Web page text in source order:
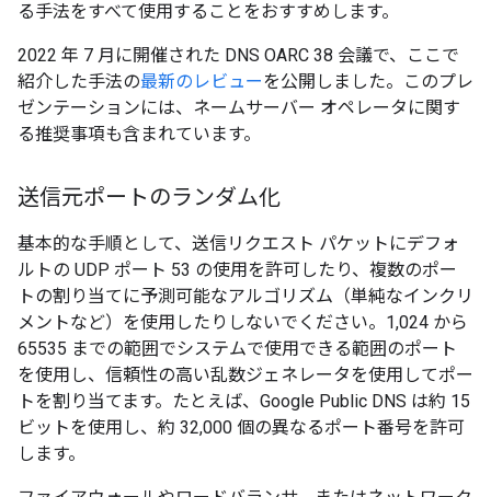
る手法をすべて使用することをおすすめします。
2022 年 7 月に開催された DNS OARC 38 会議で、ここで
紹介した手法の最新のレビューを公開しました。このプレ
ゼンテーションには、ネームサーバー オペレータに関す
る推奨事項も含まれています。
送信元ポートのランダム化
基本的な手順として、送信リクエスト パケットにデフォ
ルトの UDP ポート 53 の使用を許可したり、複数のポー
トの割り当てに予測可能なアルゴリズム（単純なインクリ
メントなど）を使用したりしないでください。1,024 から
65535 までの範囲でシステムで使用できる範囲のポート
を使用し、信頼性の高い乱数ジェネレータを使用してポー
トを割り当てます。たとえば、Google Public DNS は約 15
ビットを使用し、約 32,000 個の異なるポート番号を許可
します。